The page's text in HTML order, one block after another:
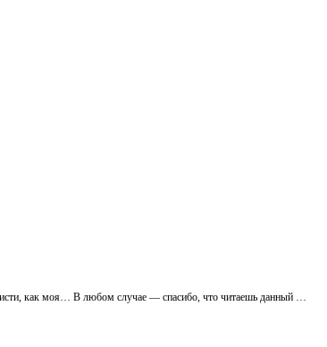
как моя… В любом случае — спасибо, что читаешь данный …